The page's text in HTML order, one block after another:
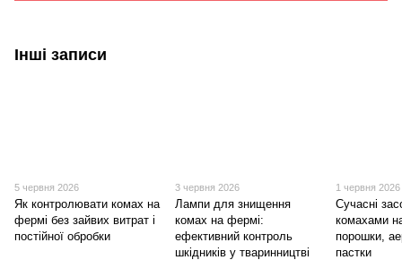
Інші записи
5 червня 2026
Як контролювати комах на
фермі без зайвих витрат і
постійної обробки
3 червня 2026
Лампи для знищення
комах на фермі:
ефективний контроль
шкідників у тваринництві
1 червня 2026
Сучасні
комахами
порошки,
пастки